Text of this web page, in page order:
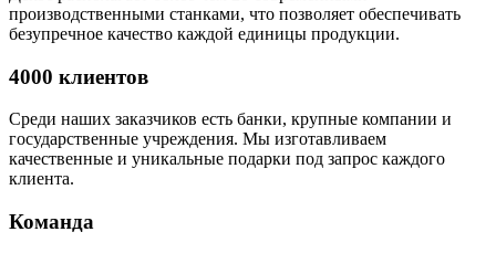
производственными станками, что позволяет обеспечивать
безупречное качество каждой единицы продукции.
4000 клиентов
Среди наших заказчиков есть банки, крупные компании и
государственные учреждения. Мы изготавливаем
качественные и уникальные подарки под запрос каждого
клиента.
Команда